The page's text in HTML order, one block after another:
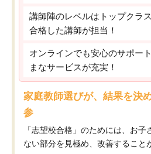
講師陣のレベルはトップクラ
合格した講師が担当！
オンラインでも安心のサポー
まなサービスが充実！
家庭教師選びが、結果を決
参
「志望校合格」のためには、お子
ない部分を見極め、改善すること